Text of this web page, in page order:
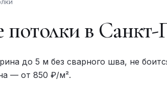
в Санкт-
до 5 м без сварного шва, не
— от 850 ₽/м².